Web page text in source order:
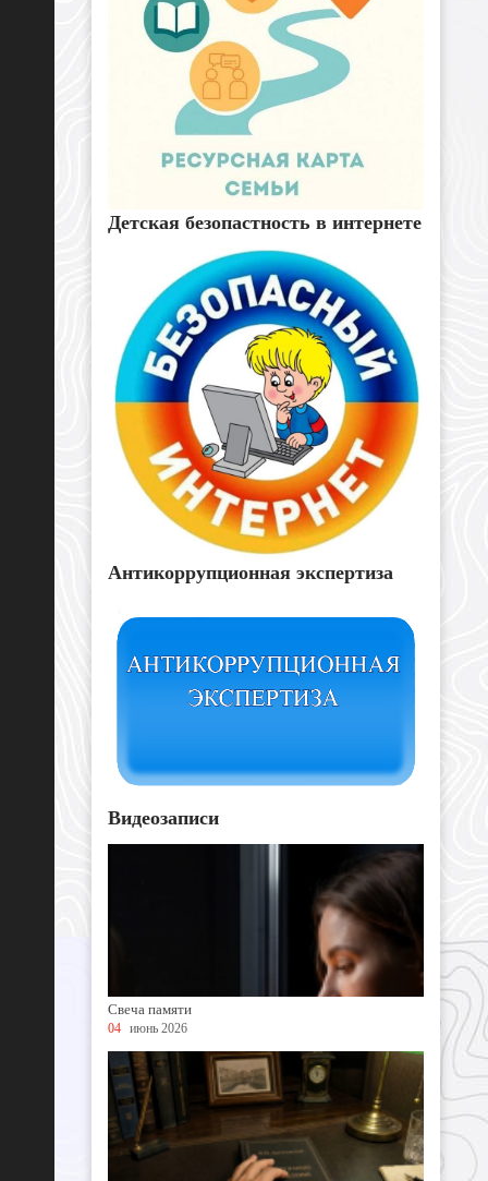
Детская безопастность в интернете
Антикоррупционная экспертиза
Видеозаписи
Свеча памяти
04 июнь 2026